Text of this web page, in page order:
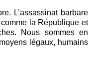
L’assassinat barbare
la République et
Nous sommes en
légaux, humains